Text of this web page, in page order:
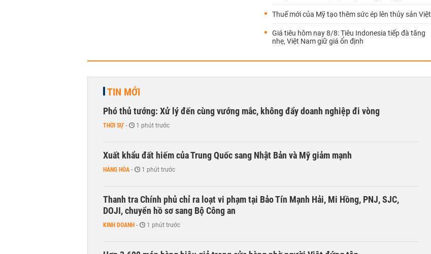
Thuế mới của Mỹ tạo thêm sức ép lên thủy sản Việt
Giá tiêu hôm nay 8/8: Tiêu Indonesia tiếp đà tăng
nhẹ, Việt Nam giữ giá ổn định
TIN MỚI
Phó thủ tướng: Xử lý đến cùng vướng mắc, không đẩy doanh nghiệp đi vòng
THỜI SỰ - 1 phút trước
Xuất khẩu đất hiếm của Trung Quốc sang Nhật Bản và Mỹ giảm mạnh
HÀNG HÓA - 1 phút trước
Thanh tra Chính phủ chỉ ra loạt vi phạm tại Bảo Tín Mạnh Hải, Mi Hồng, PNJ, SJC,
DOJI, chuyển hồ sơ sang Bộ Công an
KINH DOANH - 1 phút trước